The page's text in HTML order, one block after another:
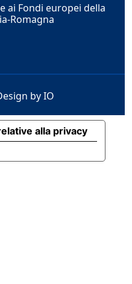
ai Fondi europei della
Romagna
by IO
alla privacy